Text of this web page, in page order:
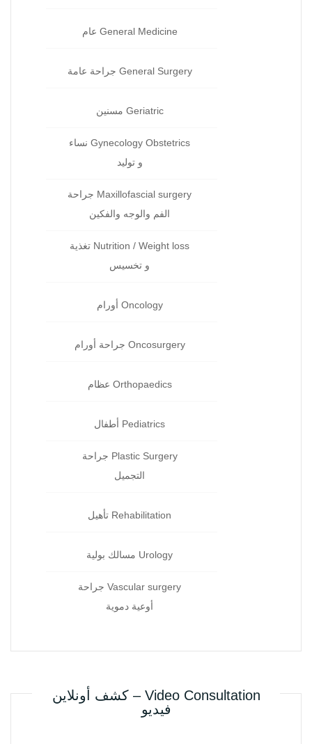
General Medicine عام‏
General Surgery جراحة‏ عامة
Geriatric مسنين‏
Gynecology Obstetrics نساء
و توليد‏
Maxillofascial surgery جراحة
الفم والوجه والفكين
Nutrition / Weight loss تغذية
و تخسيس
Oncology أورام
Oncosurgery جراحة‏ أورام
Orthopaedics عظام‏
Pediatrics أطفال
Plastic Surgery جراحة
التجميل
Rehabilitation تأهيل
Urology مسالك بولية
Vascular surgery جراحة
أوعية دموية
Video Consultation – كشف أونلاين
فيديو